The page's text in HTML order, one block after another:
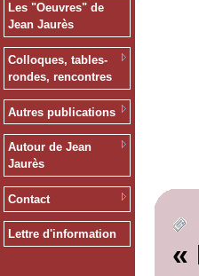
Les "Oeuvres" de
Jean Jaurès
Colloques, tables-
rondes, rencontres
Autres publications
Autour de Jean
Jaurès
Contact
Lettre d'information
«